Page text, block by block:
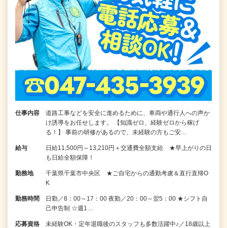
仕事内容
道路工事などを安全に進めるために、車両や通行人への声か
け誘導をお任せします。 【知識ゼロ、経験ゼロから稼げ
る！】 事前の研修があるので、未経験の方もご安…
給与
日給11,500円～13,210円＋交通費全額支給 ★早上がりの日
も日給全額保障！
勤務地
千葉県千葉市中央区 ★ご自宅からの通勤考慮＆直行直帰O
K
勤務時間
日勤／8：00～17：00 夜勤／20：00～翌5：00 ★シフト自
己申告制 ☆週1…
応募資格
未経験OK・定年退職後のスタッフも多数活躍中♪／18歳以上